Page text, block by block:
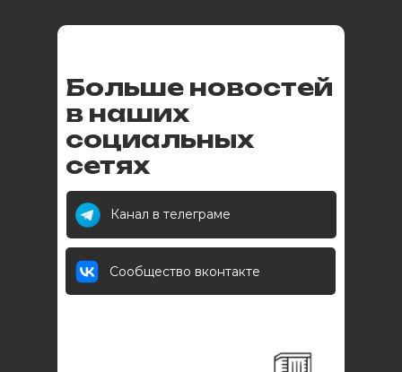
Канал в телеграме
Сообщество вконтакте
Больше новостей
в наших
социальных
сетях